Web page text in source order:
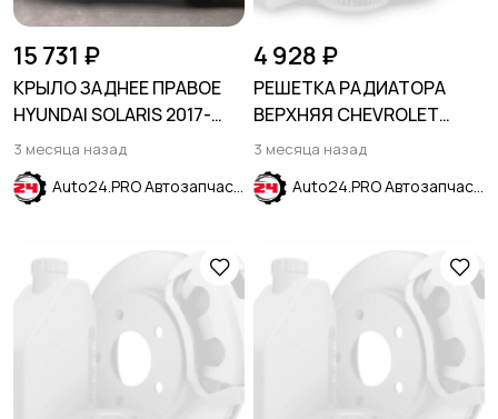
15 731 ₽
КРЫЛО ЗАДНЕЕ ПРАВОЕ
HYUNDAI SOLARIS 2017-
2024
3 месяца назад
Auto24.PRO Автозапчасти
4 928 ₽
РЕШЕТКА РАДИАТОРА
ВЕРХНЯЯ CHEVROLET
TRAX 2017-
3 месяца назад
Auto24.PRO Автозапчасти